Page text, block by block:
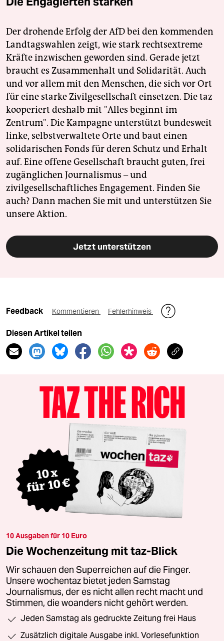
Der drohende Erfolg der AfD bei den kommenden
Landtagswahlen zeigt, wie stark rechtsextreme
Kräfte inzwischen geworden sind. Gerade jetzt
braucht es Zusammenhalt und Solidarität. Auch
und vor allem mit den Menschen, die sich vor Ort
für eine starke Zivilgesellschaft einsetzen. Die taz
kooperiert deshalb mit "Alles beginnt im
Zentrum". Die Kampagne unterstützt bundesweit
linke, selbstverwaltete Orte und baut einen
solidarischen Fonds für deren Schutz und Erhalt
auf. Eine offene Gesellschaft braucht guten, frei
zugänglichen Journalismus – und
zivilgesellschaftliches Engagement. Finden Sie
auch? Dann machen Sie mit und unterstützen Sie
unsere Aktion.
Jetzt unterstützen
Feedback Kommentieren Fehlerhinweis
Diesen Artikel teilen
10 Ausgaben für 10 Euro
Die Wochenzeitung mit taz-Blick
Wir schauen den Superreichen auf die Finger.
Unsere wochentaz bietet jeden Samstag
Journalismus, der es nicht allen recht macht und
Stimmen, die woanders nicht gehört werden.
Jeden Samstag als gedruckte Zeitung frei Haus
Zusätzlich digitale Ausgabe inkl. Vorlesefunktion